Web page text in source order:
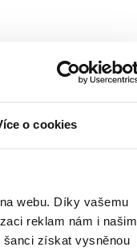
o cookies
webu. Díky vašemu
reklam nám i našim
získat vysněnou